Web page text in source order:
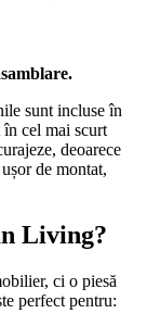
sunt incluse în
în cel mai scurt
deoarece
de montat,
Living?
ci o piesă
perfect pentru: